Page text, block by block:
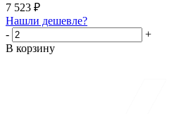
7 523 ₽
Нашли дешевле?
-
+
В корзину